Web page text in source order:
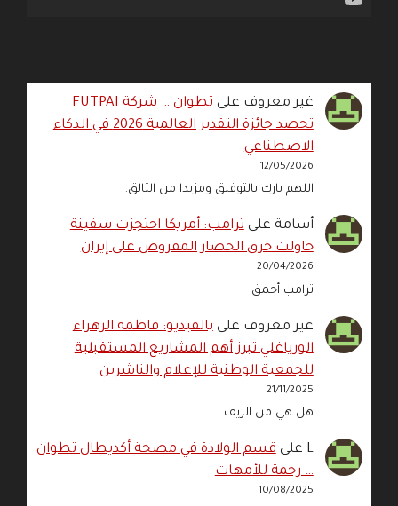
غير معروف على
تطوان … شركة FUTPAI
تحصد جائزة التقدير العالمية 2026 في الذكاء
الاصطناعي
12/05/2026
اللهم بارك بالتوفيق ومزيدا من التالق.
أسامة علىترامب: أمريكا احتجزت سفينة
حاولت خرق الحصار المفروض على إيران
20/04/2026
ترامب أحمق
غير معروف علىبالفيديو: فاطمة الزهراء
الورياغلي تبرز أهم المشاريع المستقبلية
للجمعية الوطنية للإعلام والناشرين
21/11/2025
هل هي من الريف
L علىقسم الولادة في مصحة أكديطال تطوان
… رحمة للأمهات
10/08/2025